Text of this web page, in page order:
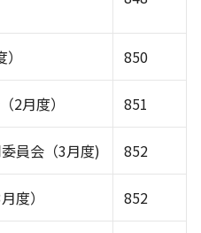
850
2月度） 851
員会（3月度) 852
度） 852